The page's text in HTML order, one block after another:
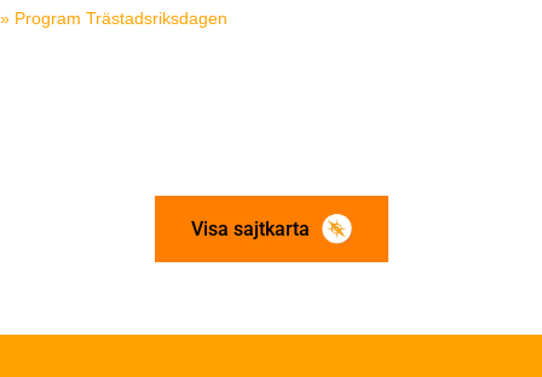
» Program Trästadsriksdagen
Visa sajtkarta